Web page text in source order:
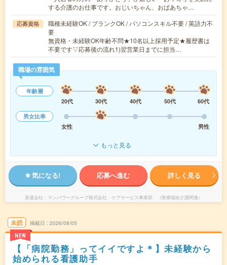
する介護のお仕事です。おじいちゃん、おばあちゃ…
応募資格
職種未経験OK / ブランクOK / パソコンスキル不要 / 英語力不
要
無資格・未経験OK年齢不問★10名以上採用予定★履歴書は
不要です▽応募後の流れ1)翌営業日までに担当…
職場の雰囲気
年齢層
20代
30代 40代 50代
60代
男女比率
女性
男性
もっと見る
気になる! 応募へ進む 詳しく見る
派遣会社 マンパワーグループ株式会社 ケアサービス事業部 （医療福祉介護関連）
未読
NEW
掲載日 2026/08/05
【「病院勤務」ってイイですよ＊】未経験から
始められる看護助手